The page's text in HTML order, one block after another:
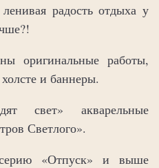
радость отдыха у
оригинальные работы,
и баннеры.
свет» акварельные
Светлого».
«Отпуск» и выше